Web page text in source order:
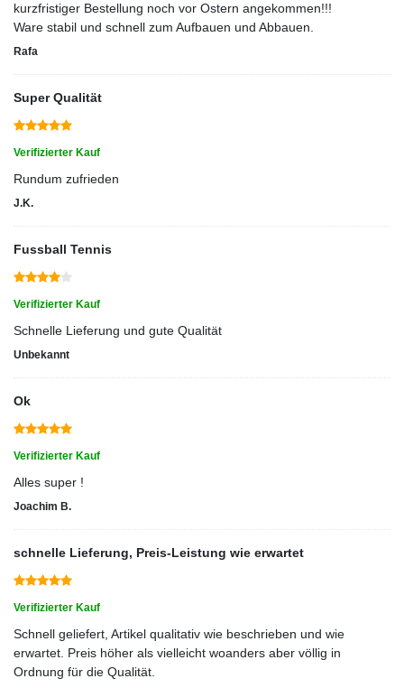
kurzfristiger Bestellung noch vor Ostern angekommen!!!
Ware stabil und schnell zum Aufbauen und Abbauen.
Rafa
Super Qualität
Verifizierter Kauf
Rundum zufrieden
J.K.
Fussball Tennis
Verifizierter Kauf
Schnelle Lieferung und gute Qualität
Unbekannt
Ok
Verifizierter Kauf
Alles super !
Joachim B.
schnelle Lieferung, Preis-Leistung wie erwartet
Verifizierter Kauf
Schnell geliefert, Artikel qualitativ wie beschrieben und wie
erwartet. Preis höher als vielleicht woanders aber völlig in
Ordnung für die Qualität.